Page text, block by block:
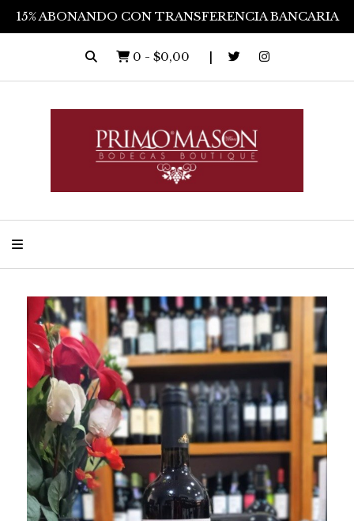
15% ABONANDO CON TRANSFERENCIA BANCARIA
0 - $0,00